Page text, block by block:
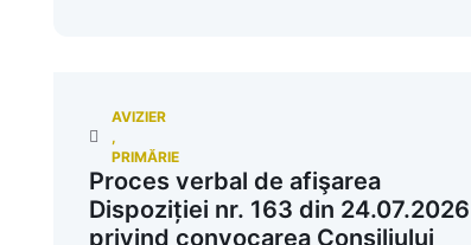
AVIZIER
,
PRIMĂRIE
Proces verbal de afişarea
Dispoziției nr. 163 din 24.07.2026
privind convocarea Consiliului